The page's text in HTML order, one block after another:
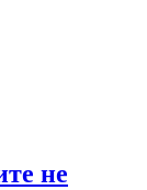
не